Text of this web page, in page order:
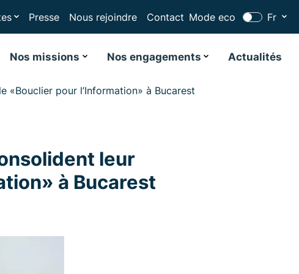
Presse Nous rejoindre Contact Mode eco Fr
Nos missions Nos engagements Actualités
«Bouclier pour l’Information» à Bucarest
leur
à Bucarest